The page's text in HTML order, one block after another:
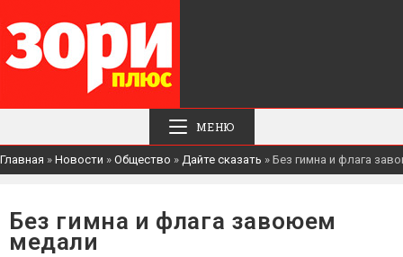
МЕНЮ
Главная » Новости » Общество » Дайте сказать » Без гимна и флага
Без гимна и флага завоюем
медали